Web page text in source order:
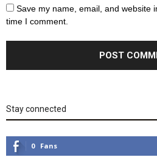
Save my name, email, and website
time I comment.
Stay connected
0 Fans